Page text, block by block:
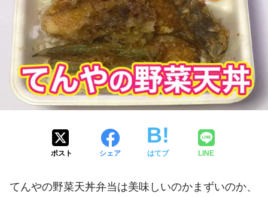
ポスト シェア はてブ LINE
てんやの野菜天丼弁当は美味しいのかまずいのか、